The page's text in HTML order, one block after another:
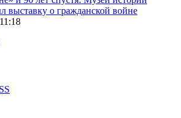
выставку о гражданской войне
11:18